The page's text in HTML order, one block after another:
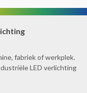
fabriek of werkplek.
LED verlichting